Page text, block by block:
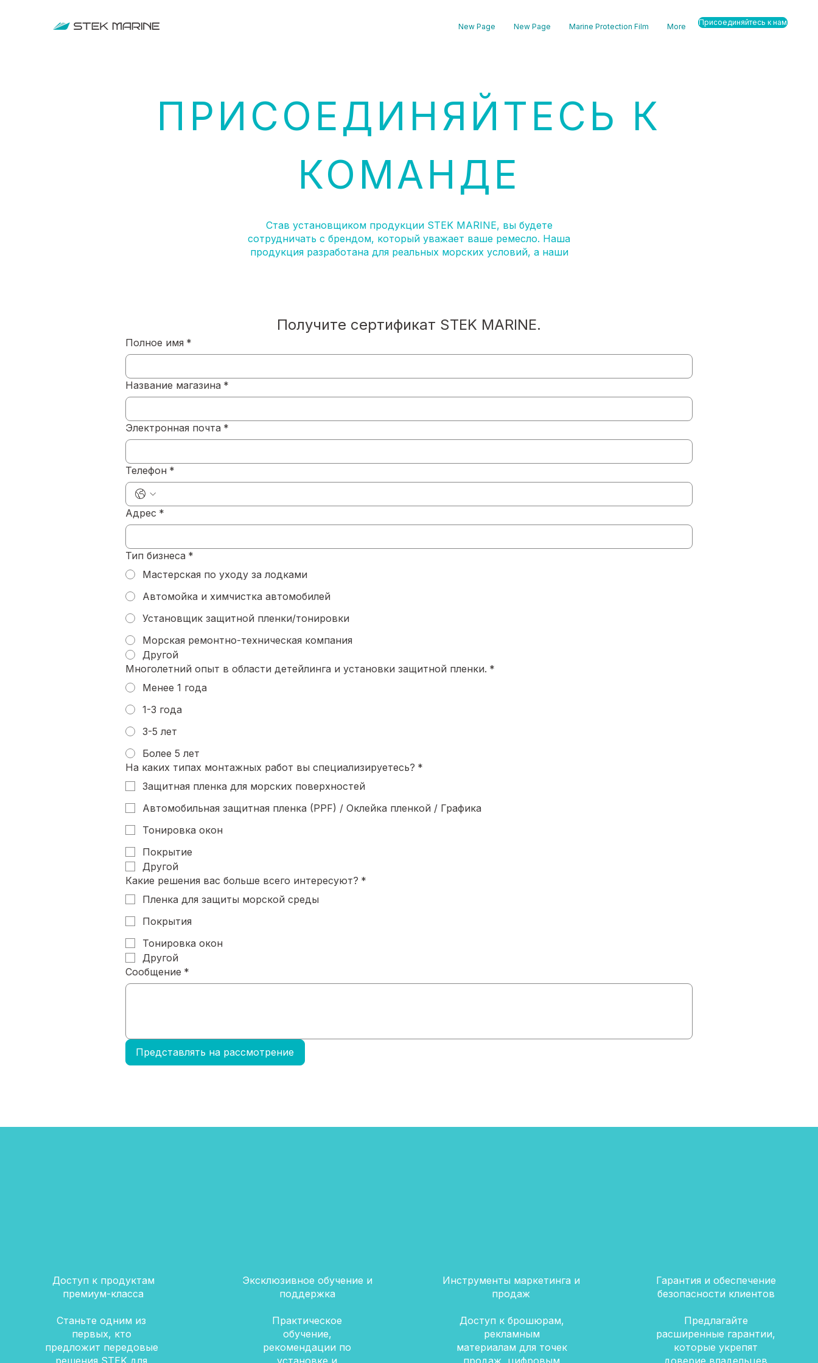
New Page New Page Marine Protection Film More Присоединяйтесь к нам
ПРИСОЕДИНЯЙТЕСЬ К
КОМАНДЕ
Став установщиком продукции STEK MARINE, вы будете
сотрудничать с брендом, который уважает ваше ремесло. Наша
продукция разработана для реальных морских условий, а наши
Получите сертификат STEK MARINE.
Полное имя *
Название магазина *
Электронная почта *
Телефон *
Адрес *
Тип бизнеса *
Мастерская по уходу за лодками
Автомойка и химчистка автомобилей
Установщик защитной пленки/тонировки
Морская ремонтно-техническая компания
Другой
Многолетний опыт в области детейлинга и установки защитной пленки. *
Менее 1 года
1-3 года
3-5 лет
Более 5 лет
На каких типах монтажных работ вы специализируетесь? *
Защитная пленка для морских поверхностей
Автомобильная защитная пленка (PPF) / Оклейка пленкой / Графика
Тонировка окон
Покрытие
Другой
Какие решения вас больше всего интересуют? *
Пленка для защиты морской среды
Покрытия
Тонировка окон
Другой
Сообщение *
Представлять на рассмотрение
Доступ к продуктам
премиум-класса
Станьте одним из
первых, кто
предложит передовые
решения STEK для
Эксклюзивное обучение и
поддержка
Практическое
обучение,
рекомендации по
установке и
Инструменты маркетинга и
продаж
Доступ к брошюрам,
рекламным
материалам для точек
продаж, цифровым
Гарантия и обеспечение
безопасности клиентов
Предлагайте
расширенные гарантии,
которые укрепят
доверие владельцев